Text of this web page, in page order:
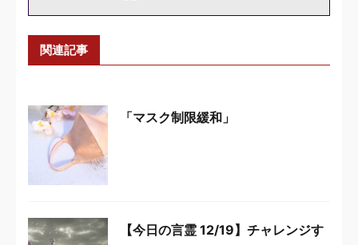
関連記事
「マスク制限緩和」
【今日の言霊 12/19】チャレンジす